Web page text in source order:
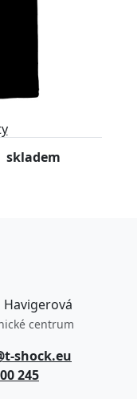
skladem
Havigerová
centrum
shock.eu
245